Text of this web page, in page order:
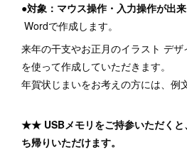
●対象：マウス操作・入力操作が出
Wordで作成します。
来年の干支やお正月のイラスト デザ
を使って作成していただきます。
年賀状じまいをお考えの方には、例
★★ USBメモリをご持参いただくと
ち帰りいただけます。